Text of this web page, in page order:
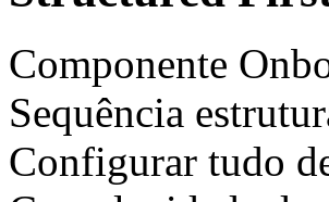
Componente
Sequência
Configurar tudo